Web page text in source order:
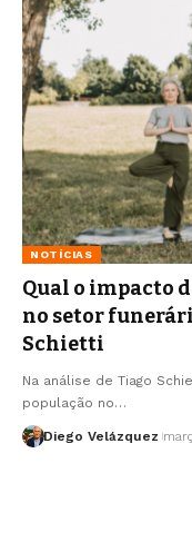
NOTÍCIAS
Qual o impacto
no setor
Schietti
Na análise de Tiago
população no…
Diego Velázquez